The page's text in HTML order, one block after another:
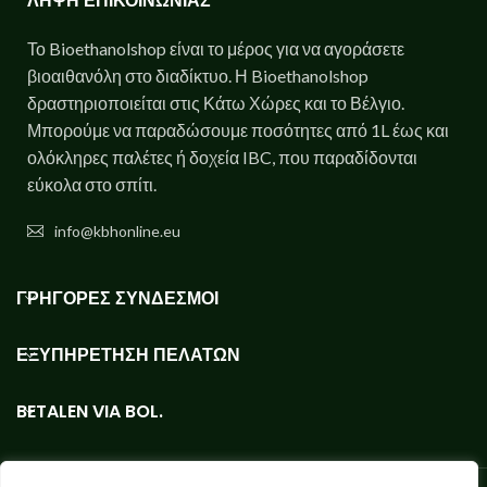
Το Bioethanolshop είναι το μέρος για να αγοράσετε
βιοαιθανόλη στο διαδίκτυο. Η Bioethanolshop
δραστηριοποιείται στις Κάτω Χώρες και το Βέλγιο.
Μπορούμε να παραδώσουμε ποσότητες από 1L έως και
ολόκληρες παλέτες ή δοχεία IBC, που παραδίδονται
εύκολα στο σπίτι.
info@kbhonline.eu
ΓΡΗΓΟΡΕΣ ΣΥΝΔΕΣΜΟΙ
ΕΞΥΠΗΡΈΤΗΣΗ ΠΕΛΑΤΏΝ
BETALEN VIA BOL.